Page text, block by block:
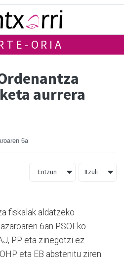
ORIA
aurrera
6a
Entzun Itzuli
fiskalak aldatzeko
6an PSOEko
PP eta zinegotzi ez
eta EB abstenitu ziren.